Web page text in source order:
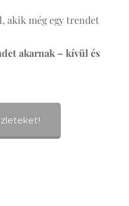
akik még egy trendet
akarnak – kívül és